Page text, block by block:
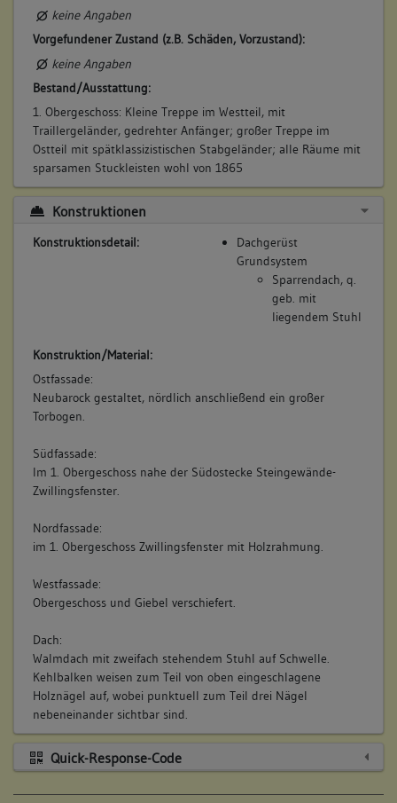
keine Angaben
Vorgefundener Zustand (z.B. Schäden, Vorzustand):
keine Angaben
Bestand/Ausstattung:
1. Obergeschoss: Kleine Treppe im Westteil, mit
Traillergeländer, gedrehter Anfänger; großer Treppe im
Ostteil mit spätklassizistischen Stabgeländer; alle Räume mit
sparsamen Stuckleisten wohl von 1865
Konstruktionen
Konstruktionsdetail:
Dachgerüst
Grundsystem
Sparrendach, q.
geb. mit
liegendem Stuhl
Konstruktion/Material:
Ostfassade:
Neubarock gestaltet, nördlich anschließend ein großer
Torbogen.
Südfassade:
Im 1. Obergeschoss nahe der Südostecke Steingewände-
Zwillingsfenster.
Nordfassade:
im 1. Obergeschoss Zwillingsfenster mit Holzrahmung.
Westfassade:
Obergeschoss und Giebel verschiefert.
Dach:
Walmdach mit zweifach stehendem Stuhl auf Schwelle.
Kehlbalken weisen zum Teil von oben eingeschlagene
Holznägel auf, wobei punktuell zum Teil drei Nägel
nebeneinander sichtbar sind.
Quick-Response-Code